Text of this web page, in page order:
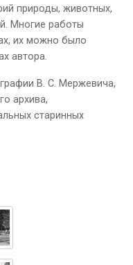
природы, животных,
Многие работы
их можно было
автора.
В. С. Мержевича,
архива,
старинных